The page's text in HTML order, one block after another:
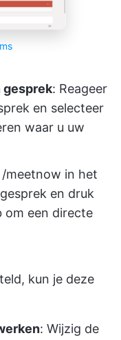
gesprek: Reageer
en selecteer
waar u uw
/meetnow in het
en druk
om een directe
kun je deze
: Wijzig de